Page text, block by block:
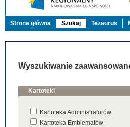
Strona główna Szukaj Tezaurus
Wyszukiwanie
Kartoteki
Kartoteka Administratorów
Kartoteka Emblematów